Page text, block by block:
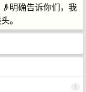
明确告诉你们，我
。
1